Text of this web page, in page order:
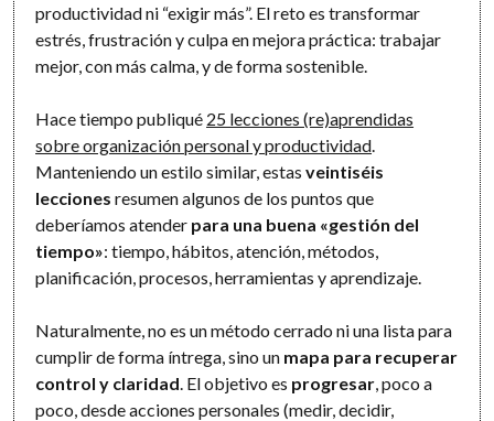
productividad ni “exigir más”. El reto es transformar
estrés, frustración y culpa en mejora práctica: trabajar
mejor, con más calma, y de forma sostenible.
Hace tiempo publiqué 25 lecciones (re)aprendidas
sobre organización personal y productividad
Manteniendo un estilo similar, estasveintiséis
lecciones resumen algunos de los puntos que
deberíamos atender para una buena «gestión del
tiempo»: tiempo, hábitos, atención, métodos,
planificación, procesos, herramientas y aprendizaje.
Naturalmente, no es un método cerrado ni una lista para
cumplir de forma íntrega, sino un mapa para recuperar
control y claridad . El objetivo es progresar , poco a
poco, desde acciones personales (medir, decidir,